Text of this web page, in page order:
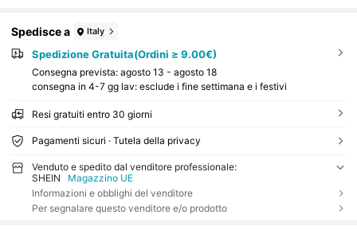
Spedisce a Italy
Spedizione Gratuita(Ordini ≥ 9.00€)
Consegna prevista: agosto 13 - agosto 18
consegna in 4-7 gg lav: esclude i fine settimana e i festivi
Resi gratuiti entro 30 giorni
Pagamenti sicuri · Tutela della privacy
Venduto e spedito dal venditore professionale:
SHEIN
Magazzino UE
Informazioni e obblighi del venditore
Per segnalare questo venditore e/o prodotto